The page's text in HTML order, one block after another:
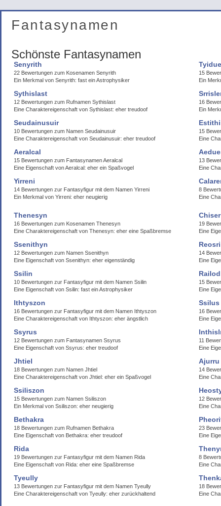
Fantasynamen
Schönste Fantasynamen
Senyrith
22 Bewertungen zum Kosenamen Senyrith
Ein Merkmal von Senyrith: fast ein Astrophysiker
Tyidue
15
Ein
Sythislast
12 Bewertungen zum Rufnamen Sythislast
Eine Charaktereigenschaft von Sythislast: eher treudoof
16
Ein
Seudainusuir
10 Bewertungen zum Namen Seudainusuir
Eine Charaktereigenschaft von Seudainusuir: eher treudoof
15
Eine
Aeralcal
15 Bewertungen zum Fantasynamen Aeralcal
Eine Eigenschaft von Aeralcal: eher ein Spaßvogel
13
Eine
Yirreni
14 Bewertungen zur Fantasyfigur mit dem Namen Yirreni
Ein Merkmal von Yirreni: eher neugierig
8
Eine
Thenesyn
16 Bewertungen zum Kosenamen Thenesyn
Eine Charaktereigenschaft von Thenesyn: eher eine Spaßbremse
19
Eine
Ssenithyn
12 Bewertungen zum Namen Ssenithyn
Eine Eigenschaft von Ssenithyn: eher eigenständig
Reosri
14
Eine
Ssilin
10 Bewertungen zur Fantasyfigur mit dem Namen Ssilin
Eine Eigenschaft von Ssilin: fast ein Astrophysiker
15
Eine
Ithtyszon
16 Bewertungen zur Fantasyfigur mit dem Namen Ithtyszon
Eine Charaktereigenschaft von Ithtyszon: eher ängstlich
Ssilus
16
Eine
Ssyrus
12 Bewertungen zum Fantasynamen Ssyrus
Eine Eigenschaft von Ssyrus: eher treudoof
11
Eine
Jhtiel
18 Bewertungen zum Namen Jhtiel
Eine Charaktereigenschaft von Jhtiel: eher ein Spaßvogel
Ajurru
14
Eine
Ssiliszon
15 Bewertungen zum Namen Ssiliszon
Ein Merkmal von Ssiliszon: eher neugierig
12
Eine
Bethakra
18 Bewertungen zum Rufnamen Bethakra
Eine Eigenschaft von Bethakra: eher treudoof
23
Eine
Rida
19 Bewertungen zur Fantasyfigur mit dem Namen Rida
Eine Eigenschaft von Rida: eher eine Spaßbremse
8
Eine
Tyeully
13 Bewertungen zur Fantasyfigur mit dem Namen Tyeully
Eine Charaktereigenschaft von Tyeully: eher zurückhaltend
18
Eine